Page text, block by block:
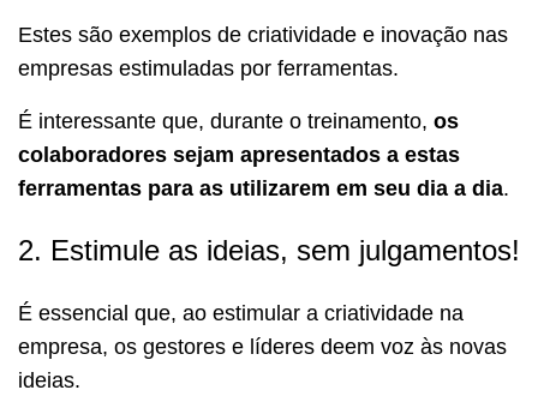
Estes são exemplos de criatividade e inovação nas
empresas estimuladas por ferramentas.
É interessante que, durante o treinamento, os
colaboradores sejam apresentados a estas
ferramentas para as utilizarem em seu dia a dia.
2. Estimule as ideias, sem julgamentos!
É essencial que, ao estimular a criatividade na
empresa, os gestores e líderes deem voz às novas
ideias.